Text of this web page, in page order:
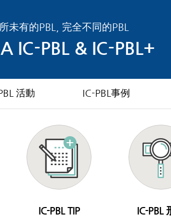
未有的PBL, 完全不同的PBL
IC-PBL & IC-PBL+
活動 IC-PBL事例
IC-PBL TIP IC-PBL